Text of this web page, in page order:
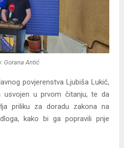
Gorana Antić
povjerenstva Ljubiša Lukić,
u prvom čitanju, te da
priliku za doradu zakona na
kako bi ga popravili prije